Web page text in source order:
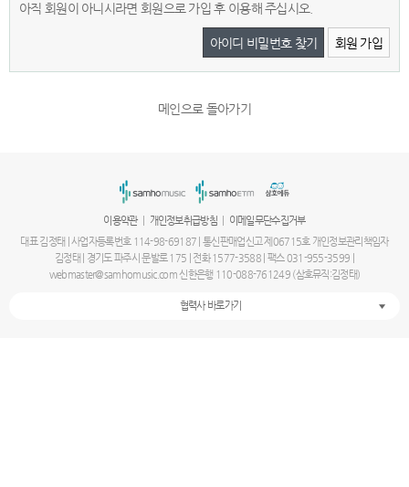
아직 회원이 아니시라면 회원으로 가입 후 이용해 주십시오.
아이디 비밀번호 찾기 회원 가입
메인으로 돌아가기
이용약관 개인정보취급방침
이메일무단수집거부
대표 김정태 | 사업자등록번호 114-98-69187 | 통신판매업신고 제06715호 개인정보관리책임자
김정태 | 경기도 파주시 문발로 175 | 전화 1577-3588 | 팩스 031-955-3599 |
webmaster@samhomusic.com 신한은행 110-088-761249 (삼호뮤직:김정태)
협력사 바로가기